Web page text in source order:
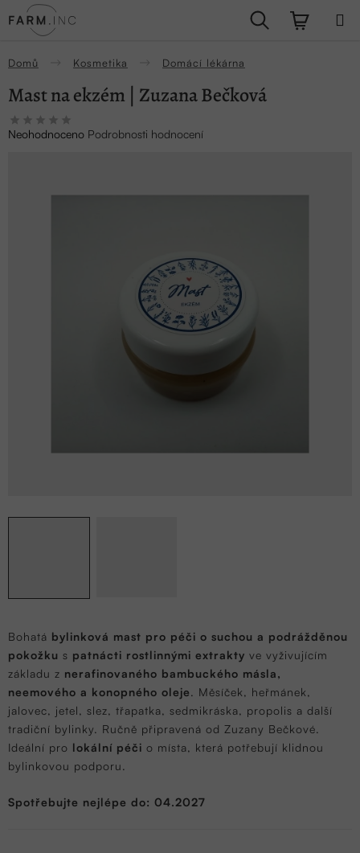
na
Hledat
Domů Kosmetika Domácí lékárna
Bohatá bylinková mast pro péči o suchou a podrážděnou
pokožku s patnácti rostlinnými extrakty ve vyživujícím
základu z nerafinovaného bambuckého másla,
neemového a konopného oleje. Měsíček, heřmánek,
jalovec, jetel, slez, třapatka, sedmikráska, propolis a další
tradiční bylinky. Ručně připravená od Zuzany Bečkové.
Ideální pro lokální péči o místa, která potřebují klidnou
bylinkovou podporu.
Spotřebujte nejlépe do: 04.2027
Mast na ekzém | Zuzana Bečková
Průměrné
hodnocení
Neohodnoceno Podrobnosti hodnocení